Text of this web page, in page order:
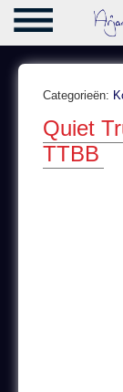
Categorieën:
Quiet
TTBB